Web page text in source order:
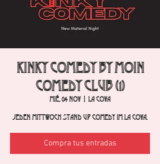
Kinky Comedy by Moin
Comedy Club (1)
mié, 04 nov
  |
La Cova
Jeden Mittwoch Stand Up Comedy im La Cova.
Compra tus entradas